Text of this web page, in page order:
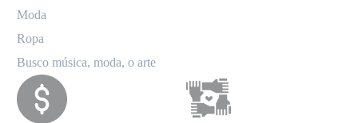
Moda
Ropa
Busco música, moda, o arte